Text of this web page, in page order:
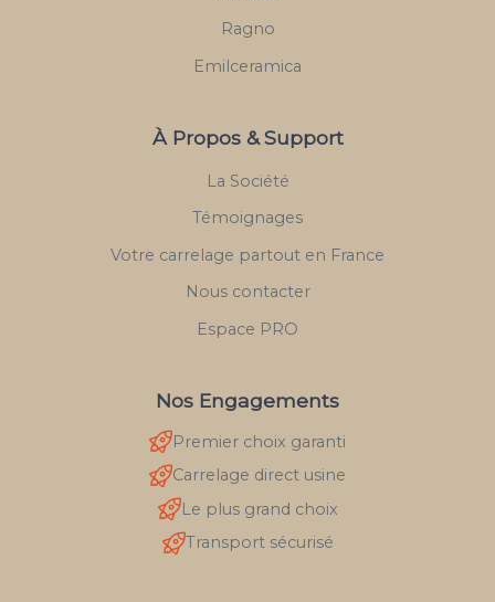
Ragno
Emilceramica
À Propos & Support
La Société
Témoignages
Votre carrelage partout en France
Nous contacter
Espace PRO
Nos Engagements
Premier choix garanti
Carrelage direct usine
Le plus grand choix
Transport sécurisé